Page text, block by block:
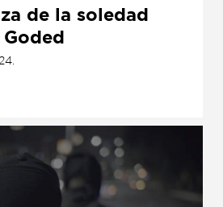
de la soledad